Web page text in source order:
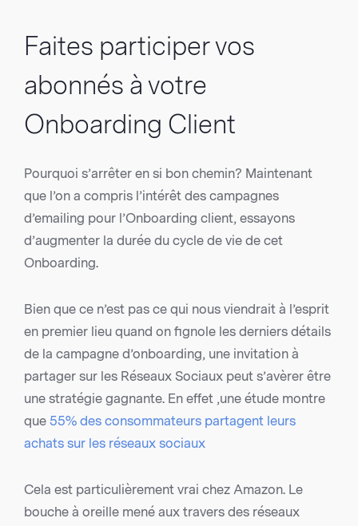
Faites participer vos
abonnés à votre
Onboarding Client
Pourquoi s’arrêter en si bon chemin? Maintenant
que l’on a compris l’intérêt des campagnes
d’emailing pour l’Onboarding client, essayons
d’augmenter la durée du cycle de vie de cet
Onboarding.
Bien que ce n’est pas ce qui nous viendrait à l’esprit
en premier lieu quand on fignole les derniers détails
de la campagne d’onboarding, une invitation à
partager sur les Réseaux Sociaux peut s’avèrer être
une stratégie gagnante. En effet ,une étude montre
que 55% des consommateurs partagent leurs
achats sur les réseaux sociaux
Cela est particulièrement vrai chez Amazon. Le
bouche à oreille mené aux travers des réseaux